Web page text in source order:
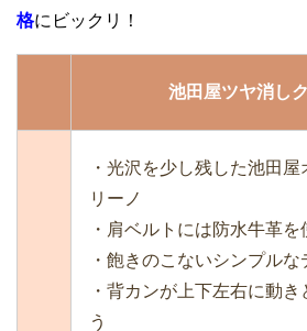
格にビックリ！
池田屋ツヤ消し
・光沢を少し残した池田
リーノ
・肩ベルトには防水牛革を
・飽きのこないシンプルな
・背カンが上下左右に動
う